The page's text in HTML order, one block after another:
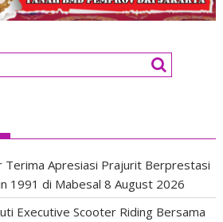
Terima Apresiasi Prajurit Berprestasi
1991 di Mabesal 8 August 2026
Executive Scooter Riding Bersama